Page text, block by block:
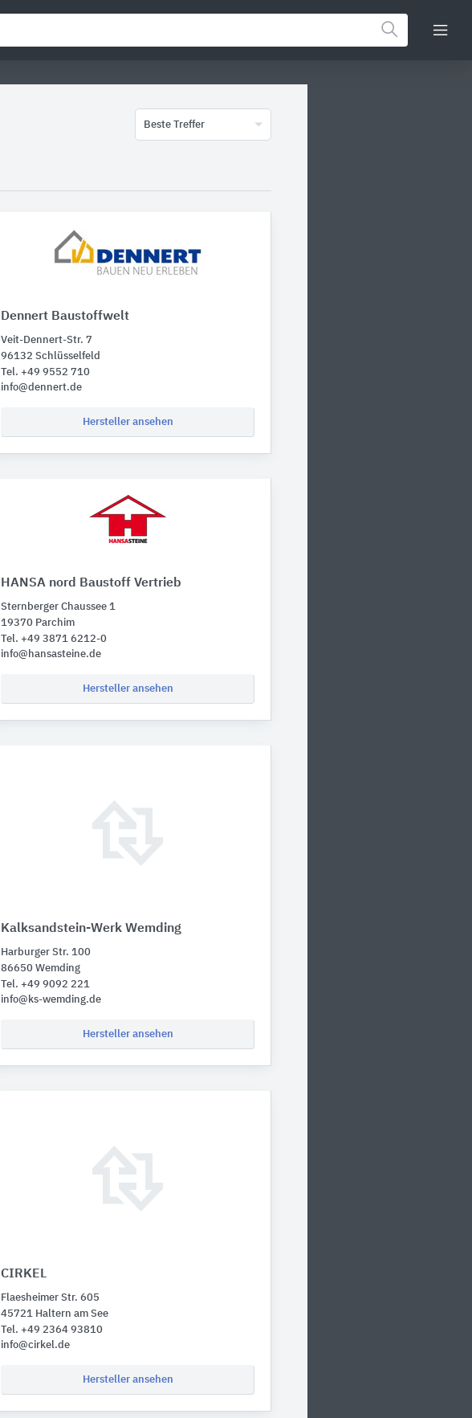
Beste Treffer
Dennert Baustoffwelt
Veit-Dennert-Str. 7
96132 Schlüsselfeld
Tel. +49 9552 710
info@dennert.de
Hersteller ansehen
HANSA nord Baustoff Vertrieb
Sternberger Chaussee 1
19370 Parchim
Tel. +49 3871 6212-0
info@hansasteine.de
Hersteller ansehen
Kalksandstein-Werk Wemding
Harburger Str. 100
86650 Wemding
Tel. +49 9092 221
info@ks-wemding.de
Hersteller ansehen
CIRKEL
Flaesheimer Str. 605
45721 Haltern am See
Tel. +49 2364 93810
info@cirkel.de
Hersteller ansehen